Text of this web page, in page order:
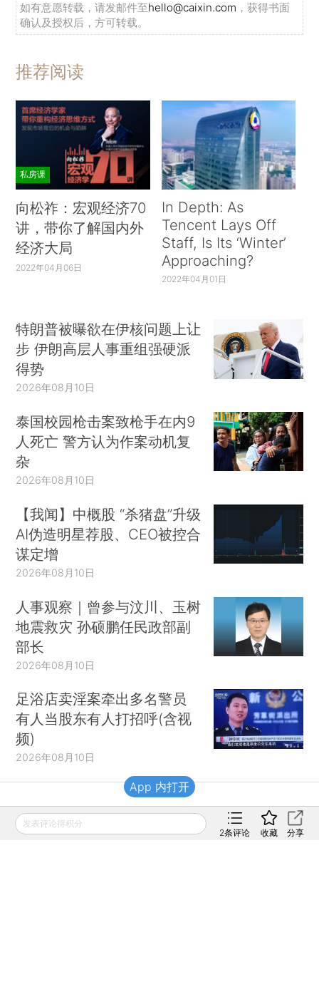
如有意愿转载，请发邮件至hello@caixin.com ，获得书面
确认及授权后，方可转载。
推荐阅读
私房课
向松祚：宏观经济70
讲，带你了解国内外
经济大局
2022年04月06日
In Depth: As
Tencent Lays Off
Staff, Is Its ‘Winter’
Approaching?
2022年04月01日
特朗普被曝欲在伊核问题上让
步 伊朗高层人事重组强硬派
得势
2026年08月10日
泰国校园枪击案致枪手在内9
人死亡 警方认为作案动机复
杂
2026年08月10日
【我闻】中概股 “杀猪盘”升级
AI伪造明星荐股、CEO被控合
谋定增
2026年08月10日
人事观察｜曾参与汶川、玉树
地震救灾 孙硕鹏任民政部副
部长
2026年08月10日
足浴店卖淫案牵出多名警员
有人当股东有人打招呼(含视
频)
2026年08月10日
财新移动
发表评论得积分
2条评论 收藏 分享
App 内打开